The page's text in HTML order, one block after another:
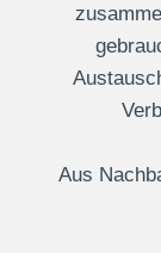
Aus